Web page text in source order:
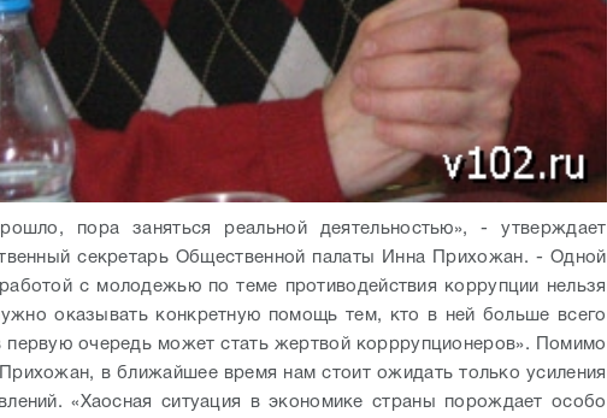
пора заняться реальной деятельностью», - утверждает
секретарь Общественной палаты Инна Прихожан. - Одной
с молодежью по теме противодействия коррупции нельзя
оказывать конкретную помощь тем, кто в ней больше всего
первую очередь может стать жертвой корррупционеров». Помимо
в ближайшее время нам стоит ожидать только усиления
«Хаосная ситуация в экономике страны порождает особо